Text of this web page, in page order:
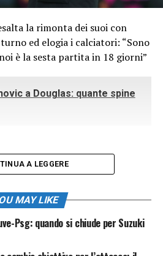
la rimonta dei suoi con
ed elogia i calciatori: “Sono
è la sesta partita in 18 giorni”
a Douglas: quante spine
A LEGGERE
MAY LIKE
Psg: quando si chiude per Suzuki